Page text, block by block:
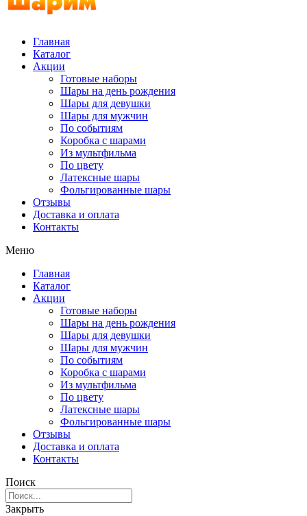
Главная
Каталог
Акции
Готовые наборы
Шары на день рождения
Шары для девушки
Шары для мужчин
По событиям
Коробка с шарами
Из мультфильма
По цвету
Латексные шары
Фольгированные шары
Отзывы
Доставка и оплата
Контакты
Меню
Главная
Каталог
Акции
Готовые наборы
Шары на день рождения
Шары для девушки
Шары для мужчин
По событиям
Коробка с шарами
Из мультфильма
По цвету
Латексные шары
Фольгированные шары
Отзывы
Доставка и оплата
Контакты
Поиск
Закрыть